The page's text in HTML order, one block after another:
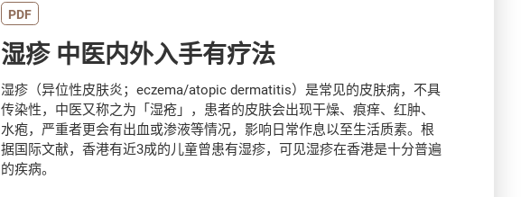
PDF
湿疹 中医内外入手有疗法
湿疹（异位性皮肤炎；eczema/atopic dermatitis）是常见的皮肤病，不具
传染性，中医又称之为「湿疮」，患者的皮肤会出现干燥、痕痒、红肿、
水疱，严重者更会有出血或渗液等情况，影响日常作息以至生活质素。根
据国际文献，香港有近3成的儿童曾患有湿疹，可见湿疹在香港是十分普遍
的疾病。